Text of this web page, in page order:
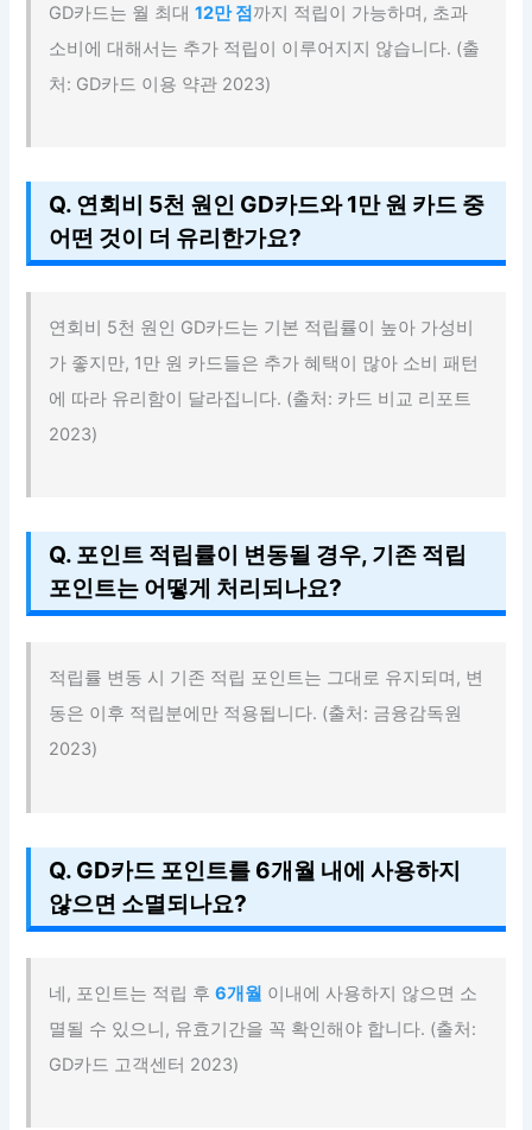
GD카드는 월 최대12만 점까지 적립이 가능하며, 초과
소비에 대해서는 추가 적립이 이루어지지 않습니다. (출
처: GD카드 이용 약관 2023)
Q. 연회비 5천 원인 GD카드와 1만 원 카드 중
어떤 것이 더 유리한가요?
연회비 5천 원인 GD카드는 기본 적립률이 높아 가성비
가 좋지만, 1만 원 카드들은 추가 혜택이 많아 소비 패턴
에 따라 유리함이 달라집니다. (출처: 카드 비교 리포트
2023)
Q. 포인트 적립률이 변동될 경우, 기존 적립
포인트는 어떻게 처리되나요?
적립률 변동 시 기존 적립 포인트는 그대로 유지되며, 변
동은 이후 적립분에만 적용됩니다. (출처: 금융감독원
2023)
Q. GD카드 포인트를 6개월 내에 사용하지
않으면 소멸되나요?
네, 포인트는 적립 후6개월 이내에 사용하지 않으면 소
멸될 수 있으니, 유효기간을 꼭 확인해야 합니다. (출처:
GD카드 고객센터 2023)